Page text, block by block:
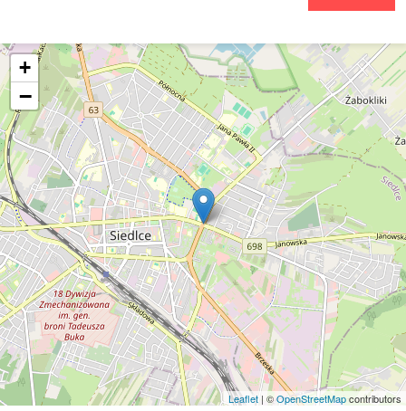
+
−
Leaflet | ©OpenStreetMapcontributors